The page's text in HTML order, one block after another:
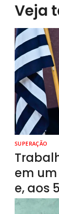
Veja
SUPERAÇÃO
em
e, aos